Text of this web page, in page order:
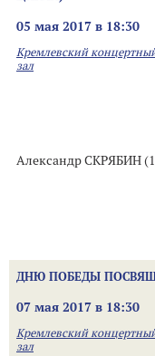
05 мая 2017 в 18:30
Кремлевский
зал
Александр СКРЯБИН
ДНЮ ПОБЕДЫ
07 мая 2017 в 18:30
Кремлевский
зал